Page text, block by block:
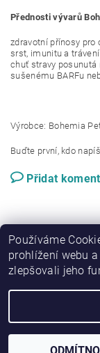
Přednosti vývarů
zdravotní přínosy pro
srst, imunitu a trávení
chuť stravy posunutá
sušenému BARFu
Výrobce: Bohemia
Buďte první, kdo
Přidat
Používáme
prohlížení webu
zlepšovali jeho